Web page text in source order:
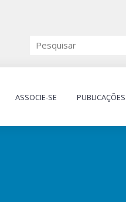
ASSOCIE-SE PUBLICAÇÕES